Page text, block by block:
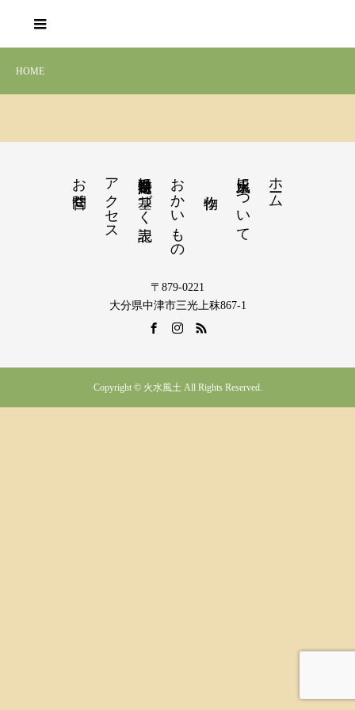
HOME
ホーム
火水風土について
おかいもの
特定商取引法に基づく表記
アクセス
お問合せ
〒879-0221
大分県中津市三光上秣867-1
Copyright © 火水風土 All Rights Reserved.